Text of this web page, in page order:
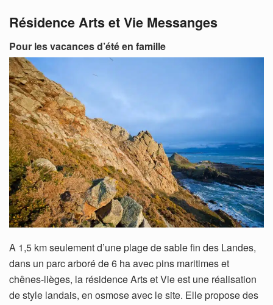
Résidence Arts et Vie Messanges
Pour les vacances d’été en famille
A 1,5 km seulement d’une plage de sable fin des Landes,
dans un parc arboré de 6 ha avec pins maritimes et
chênes-lièges, la résidence Arts et Vie est une réalisation
de style landais, en osmose avec le site. Elle propose des